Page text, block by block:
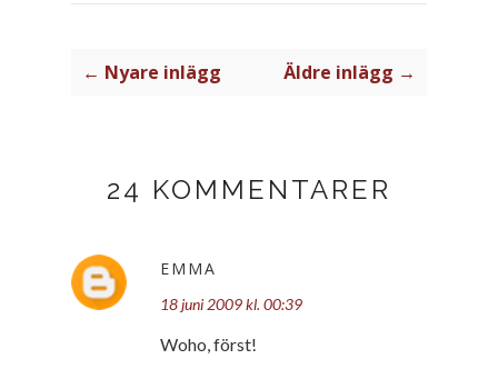
← Nyare inlägg Äldre inlägg →
24 KOMMENTARER
EMMA
18 juni 2009 kl. 00:39
Woho, först!